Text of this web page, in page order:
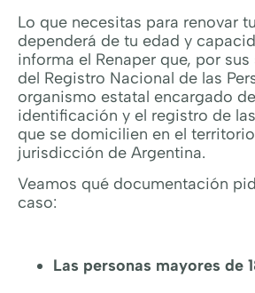
Lo que necesitas para renovar
dependerá de tu edad y
informa el Renaper que, por
del Registro Nacional de las
organismo estatal encargado
identificación y el registro de
que se domicilien en el
jurisdicción de Argentina.
Veamos qué documentación
caso:
Las personas mayores de